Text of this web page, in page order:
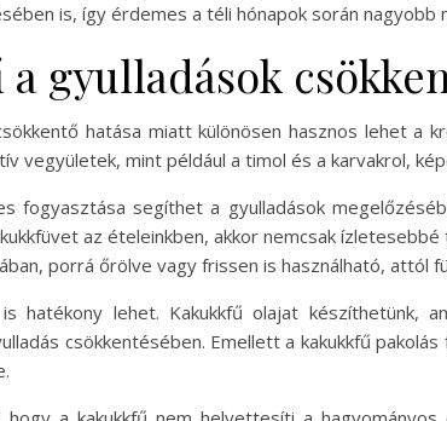
is, így érdemes a téli hónapok során nagyobb
gyulladások
hatása miatt különösen hasznos lehet
vegyületek, mint például a timol és a karvakrol,
fogyasztása segíthet a gyulladások
az ételeinkben, akkor nemcsak
porrá őrölve vagy frissen is használható, attól
is hatékony lehet. Kakukkfű olajat
csökkentésében. Emellett a kakukkfű